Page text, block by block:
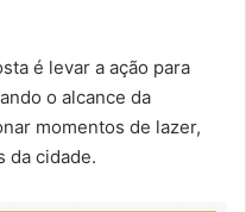
é levar a ação para
o alcance da
momentos de lazer,
da cidade.